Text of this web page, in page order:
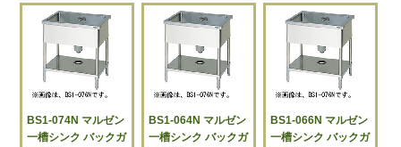
BS1-074N マルゼン
一槽シンク バックガ
BS1-064N マルゼン
一槽シンク バックガ
BS1-066N マルゼン
一槽シンク バックガ